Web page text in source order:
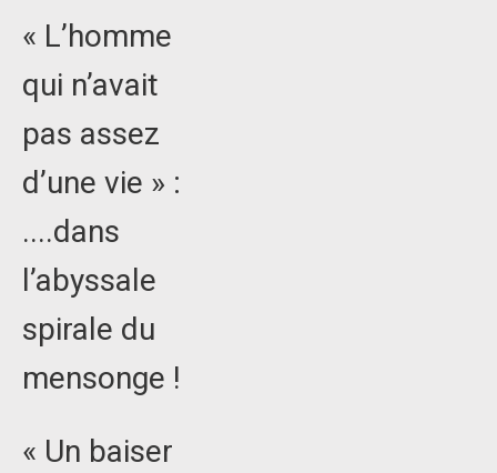
« L’homme
qui n’avait
pas assez
d’une vie » :
....dans
l’abyssale
spirale du
mensonge !
« Un baiser